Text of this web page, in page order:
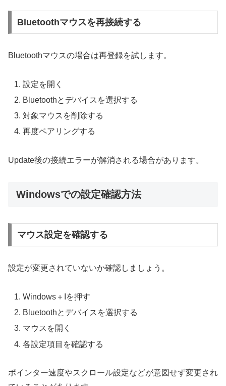
Bluetoothマウスを再接続する
Bluetoothマウスの場合は再登録を試します。
設定を開く
Bluetoothとデバイスを選択する
対象マウスを削除する
再度ペアリングする
Update後の接続エラーが解消される場合があります。
Windowsでの設定確認方法
マウス設定を確認する
設定が変更されていないか確認しましょう。
Windows＋Iを押す
Bluetoothとデバイスを選択する
マウスを開く
各設定項目を確認する
ポインター速度やスクロール設定などが意図せず変更され